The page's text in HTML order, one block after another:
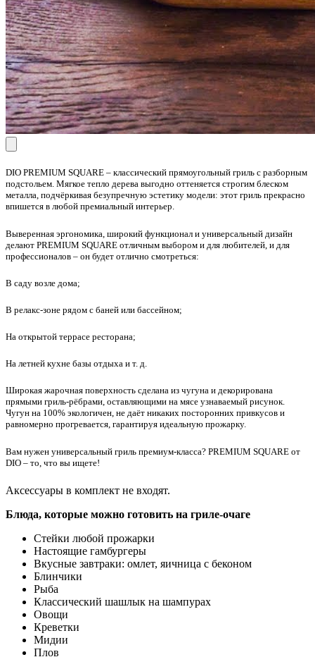
DIO PREMIUM SQUARE – классический прямоугольный гриль с разборным
подстольем. Мягкое тепло дерева выгодно оттеняется строгим блеском
металла, подчёркивая безупречную эстетику модели: этот гриль прекрасно
впишется в любой премиальный интерьер.
Выверенная эргономика, широкий функционал и универсальный дизайн
делают PREMIUM SQUARE отличным выбором и для любителей, и для
профессионалов – он будет отлично смотреться:
В саду возле дома;
В релакс-зоне рядом с баней или бассейном;
На открытой террасе ресторана;
На летней кухне базы отдыха и т. д.
Широкая жарочная поверхность сделана из чугуна и декорирована
прямыми гриль-рёбрами, оставляющими на мясе узнаваемый рисунок.
Чугун на 100% экологичен, не даёт никаких посторонних привкусов и
равномерно прогревается, гарантируя идеальную прожарку.
Вам нужен универсальный гриль премиум-класса? PREMIUM SQUARE от
DIO – то, что вы ищете!
Аксессуары в комплект не входят.
Блюда, которые можно готовить на гриле-очаге
Стейки любой прожарки
Настоящие гамбургеры
Вкусные завтраки: омлет, яичница с беконом
Блинчики
Рыба
Классический шашлык на шампурах
Овощи
Креветки
Мидии
Плов